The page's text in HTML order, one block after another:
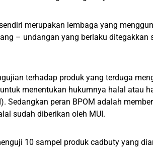
merupakan lembaga yang
– undangan yang berlaku ditegakkan
terhadap produk yang terduga
menentukan hukumnya halal atau
Sedangkan peran BPOM adalah
sudah diberikan oleh MUI.
10 sampel produk cadbuty yang